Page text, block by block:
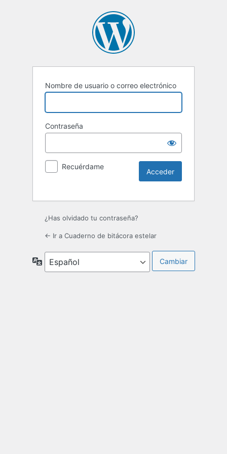
Nombre de usuario o correo electrónico
Contraseña
Recuérdame
¿Has olvidado tu contraseña?
← Ir a Cuaderno de bitácora estelar
Idioma